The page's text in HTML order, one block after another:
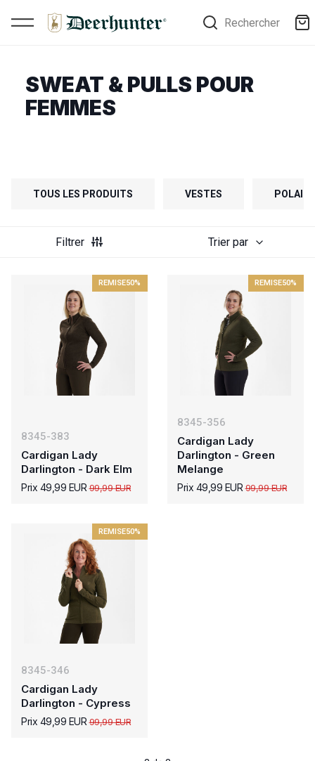
Rechercher
SWEAT & PULLS POUR
FEMMES
TOUS LES PRODUITS VESTES
Filtrer Trier par
REMISE50%
8345-383
Cardigan Lady
Darlington - Dark Elm
Prix 49,99 EUR99,99 EUR
REMISE50%
8345-356
Cardigan Lady
Darlington - Green
Melange
Prix 49,99 EUR99,99 EUR
REMISE50%
8345-346
Cardigan Lady
Darlington - Cypress
Prix 49,99 EUR99,99 EUR